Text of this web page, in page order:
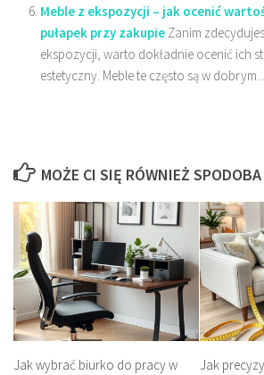
Meble z ekspozycji – jak ocenić
pułapek przy zakupie Zanim
ekspozycji, warto dokładnie ocenić ich
estetyczny. Meble te często są w dobrym...
MOŻE CI SIĘ RÓWNIEŻ SPODOBA
Jak wybrać biurko do pracy w
Jak